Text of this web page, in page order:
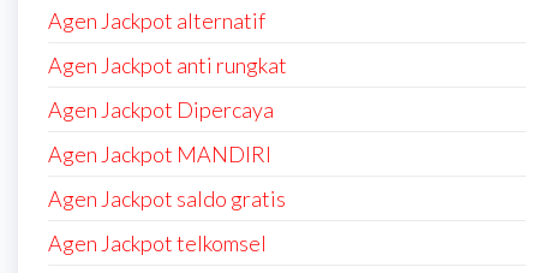
Agen Jackpot alternatif
Agen Jackpot anti rungkat
Agen Jackpot Dipercaya
Agen Jackpot MANDIRI
Agen Jackpot saldo gratis
Agen Jackpot telkomsel